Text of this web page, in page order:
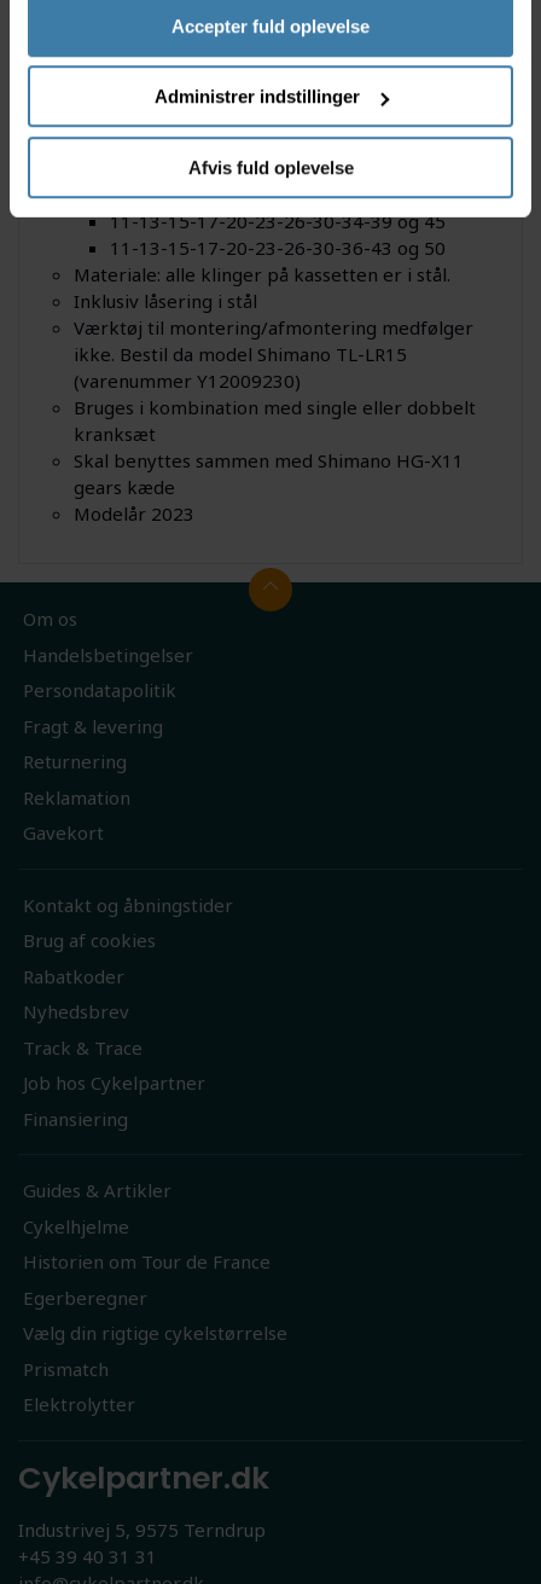
Accepter fuld oplevelse
Administrer indstillinger
Afvis fuld oplevelse
Hyperglide kassetterne når de anvendes på elcykler,
og giver dermed 300% længere levetid.
Specifikationer
Shimano CS-LG700
Gearing:
11-13-15-17-20-23-26-30-34-39 og 45
11-13-15-17-20-23-26-30-36-43 og 50
Materiale: alle klinger på kassetten er i stål.
Inklusiv låsering i stål
Værktøj til montering/afmontering medfølger
ikke. Bestil da model Shimano TL-LR15
(varenummer Y12009230)
Bruges i kombination med single eller dobbelt
kranksæt
Skal benyttes sammen med Shimano HG-X11
gears kæde
Modelår 2023
Om os
Handelsbetingelser
Persondatapolitik
Fragt & levering
Returnering
Reklamation
Gavekort
Kontakt og åbningstider
Brug af cookies
Rabatkoder
Nyhedsbrev
Track & Trace
Job hos Cykelpartner
Finansiering
Guides & Artikler
Cykelhjelme
Historien om Tour de France
Egerberegner
Vælg din rigtige cykelstørrelse
Prismatch
Elektrolytter
Cykelpartner.dk
Industrivej 5, 9575 Terndrup
+45 39 40 31 31